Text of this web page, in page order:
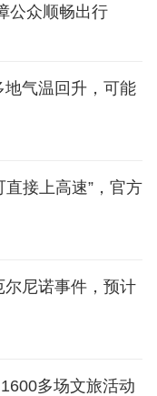
公众顺畅出行
气温回升，可能
接上高速”，官方
尼诺事件，预计
多场文旅活动